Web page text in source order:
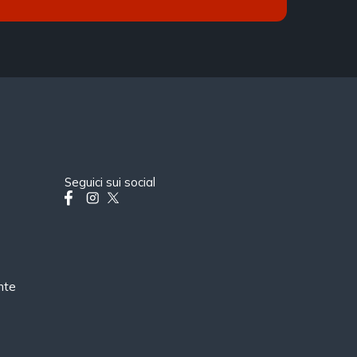
Seguici sui social